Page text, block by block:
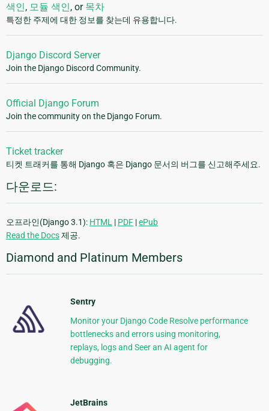
색인, 모듈 색인, or 목차
특정한 주제에 대한 정보를 찾는데 유용합니다.
Django Discord Server
Join the Django Discord Community.
Official Django Forum
Join the community on the Django Forum.
Ticket tracker
티켓 트래커를 통해 Django 혹은 Django 문서의 버그를 신고해주세요.
다운로드:
오프라인(Django 3.1): HTML | PDF |ePub
Read the Docs제공.
Diamond and Platinum Members
Sentry
Monitor your Django Code Resolve performance
bottlenecks and errors using monitoring,
replays, logs and Seer an AI agent for
debugging.
JetBrains